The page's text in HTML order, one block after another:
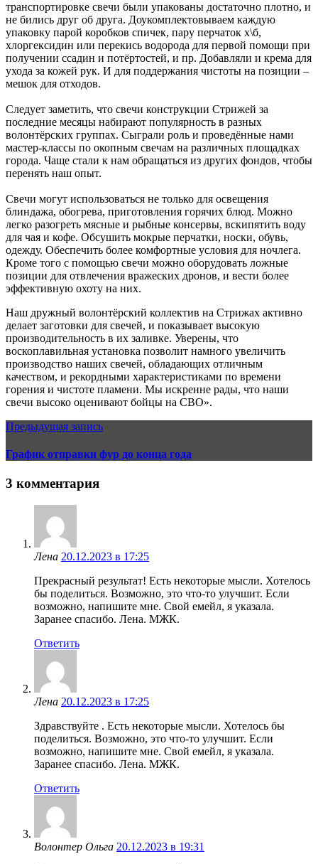
транспортировке свечи были упакованы достаточно плотно, и
не бились друг об друга. Доукомплектовываем каждую
упаковку парой коробков спичек, пару перчаток х\б,
хлоргексидин или перекись водорода для первой помощи при
получении ссадин и потёртостей, и пр. Добавляли и крема для
ухода за кожей рук. И для поддержания чистоты на позиции –
мешок для отходов.
Следует заметить, что свечи конструкции Стрижей за
последние месяцы набирают популярность в разных
волонтёрских группах. Сыграли роль и проведённые нами
мастер-классы по окопным свечам на различных площадках
города. Чаще стали к нам обращаться из других фондов, чтобы
перенять наш опыт.
Свечи могут использоваться не только для освещения
блиндажа, обогрева, приготовления горячих блюд. Можно
легко разогреть мясные и рыбные консервы, вскипятить воду
для чая и кофе. Обсушить мокрые перчатки, носки, обувь,
одежду. Обеспечить более комфортные условия для ночлега.
Кроме того с помощью свечи можно оборудовать ложные
позиции для отвлечения вражеских дронов, и вести более
эффективную охоту на них.
Наш дружный волонтёрский коллектив на Стрижах активно
делает заготовки для свечей, и показывает высокую
производительность в их заливке. Уверены, что
воскоплавильная установка позволит намного увеличить
производство наших свечей, обладающих отличным
качеством, и рекордными характеристиками по времени
горения и чистоте пламени. Мы искренне рады, что наши
свечи высоко оценивают бойцы на СВО».
Предыдущая запись
График отправки фур до конца года
3 комментария
Лена 20.12.2023 в 17:25
Прекрасный результат! Есть некоторые мысли. Хотелось
бы поделиться. Возможно, это что-то улучшит. Если
возможно, напишите мне. Свой емейл, я указала.
Заранее спасибо. Лена. МЖК.
Ответить
Лена 20.12.2023 в 17:25
Здравствуйте . Есть некоторые мысли. Хотелось бы
поделиться. Возможно, это что-то улучшит. Если
возможно, напишите мне. Свой емейл, я указала.
Заранее спасибо. Лена. МЖК.
Ответить
Волонтер Ольга 20.12.2023 в 19:31